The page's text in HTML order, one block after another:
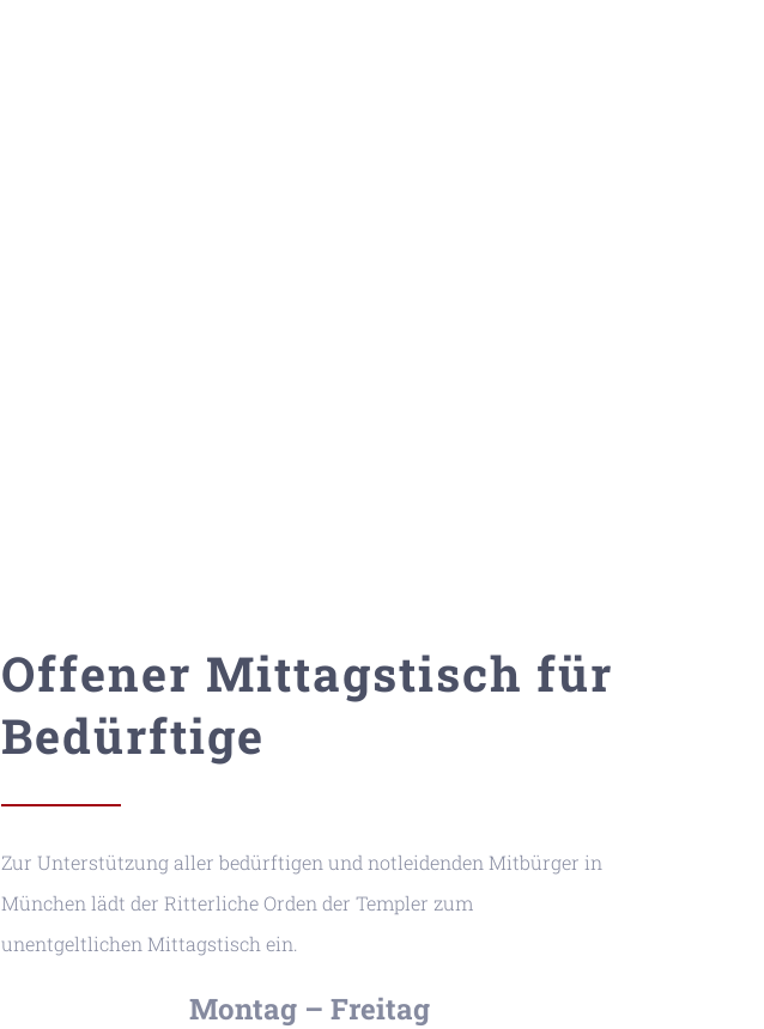
Offener Mittagstisch für
Bedürftige
Zur Unterstützung aller bedürftigen und notleidenden Mitbürger in
München lädt der Ritterliche Orden der Templer zum
unentgeltlichen Mittagstisch ein.
Montag – Freitag